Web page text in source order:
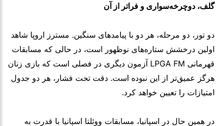
گلف، دوچرخه‌سواری و فراتر از آن
دو تور، دو مرحله، هر دو با پیامدهای سنگین. مسترز اروپا شاهد
اولین درخشش ستاره‌های نوظهور است، در حالی که مسابقات
قهرمانی LPGA FM آزمون دیگری در فصلی است که بازی زنان
هرگز عمیق‌تر از این نبوده است. دقت تحت فشار، هر دو جدول
امتیازات را تعیین خواهد کرد.
در همین حال در اسپانیا، مسابقات ووئلتا اسپانیا با قدرت به